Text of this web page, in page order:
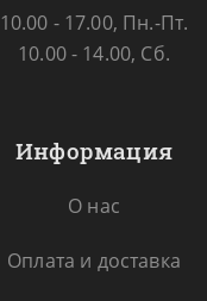
10.00 - 17.00, Пн.-Пт.
10.00 - 14.00, Сб.
Информация
О нас
Оплата и доставка